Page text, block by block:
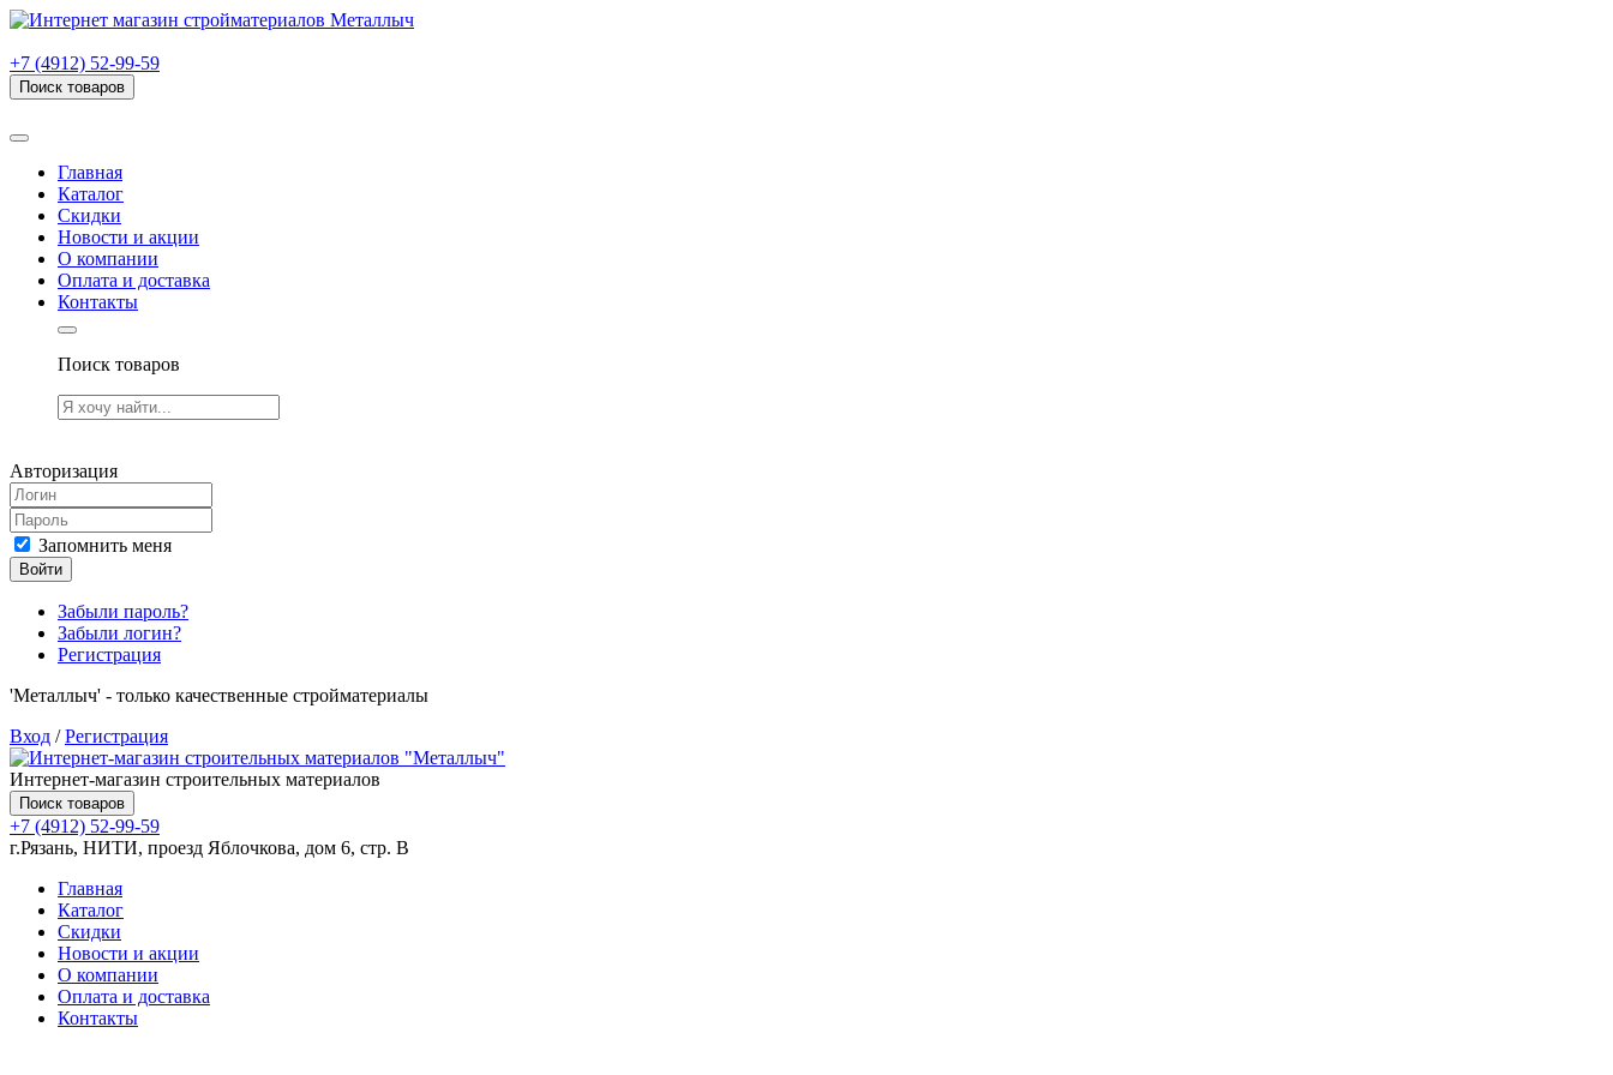
+7 (4912) 52-99-59
Поиск товаров
Главная
Каталог
Скидки
Новости и акции
О компании
Оплата и доставка
Контакты
Поиск товаров
Авторизация
Запомнить меня
Войти
Забыли пароль?
Забыли логин?
Регистрация
'Металлыч' - только качественные стройматериалы
Вход /Регистрация
Интернет-магазин строительных материалов
Поиск товаров
+7 (4912) 52-99-59
г.Рязань, НИТИ, проезд Яблочкова, дом 6, стр. В
Главная
Каталог
Скидки
Новости и акции
О компании
Оплата и доставка
Контакты